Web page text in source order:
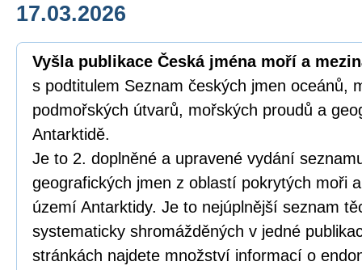
17.03.2026
Vyšla publikace Česká jména moří a
s podtitulem Seznam českých jmen oceánů,
podmořských útvarů, mořských proudů a
Antarktidě.
Je to 2. doplněné a upravené vydání
geografických jmen z oblastí pokrytých moři
území Antarktidy. Je to nejúplnější seznam
systematicky shromážděných v jedné
stránkách najdete množství informací o